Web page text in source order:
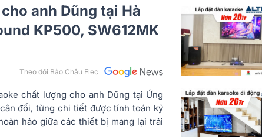
anh Dũng tại Hà
KP500, SW612MK
Theo dõi Bảo Châu Elec
chất lượng cho anh Dũng tại Ứng
đối, từng chi tiết được tính toán kỹ
hảo giữa các thiết bị mang lại trải